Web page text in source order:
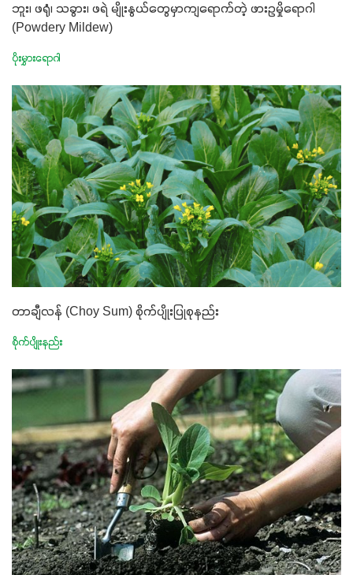
ဘူး၊ ဖရုံ၊ သခွား၊ ဖရဲ မျိုးနွယ်တွေမှာကျရောက်တဲ့ ဖားဥမှိုရောဂါ
(Powdery Mildew)
ပိုးမွှားရောဂါ
တာချီလန် (Choy Sum) စိုက်ပျိုးပြုစုနည်း
စိုက်ပျိုးနည်း